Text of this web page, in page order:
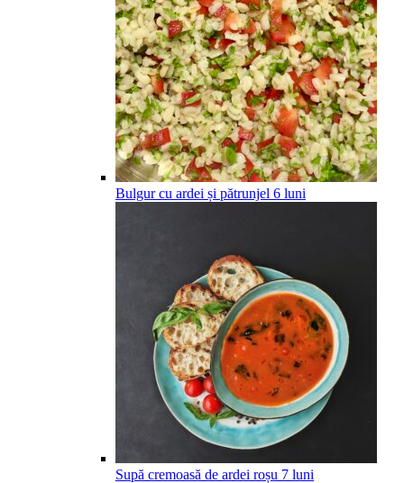
Bulgur cu ardei și pătrunjel 6 luni
Supă cremoasă de ardei roșu 7 luni